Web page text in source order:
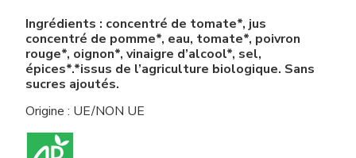
Ingrédients : concentré de tomate*, jus
concentré de pomme*, eau, tomate*, poivron
rouge*, oignon*, vinaigre d’alcool*, sel,
épices*.*issus de l’agriculture biologique. Sans
sucres ajoutés.
Origine : UE/NON UE